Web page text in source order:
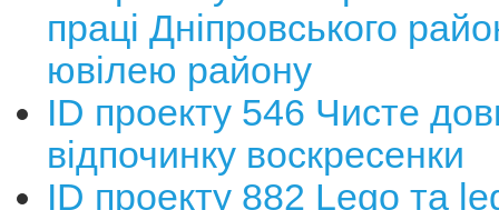
праці Дніпровського
ювілею району
ІD проекту 546 Чисте
відпочинку воскресенки
ІD проекту 882 Lego та